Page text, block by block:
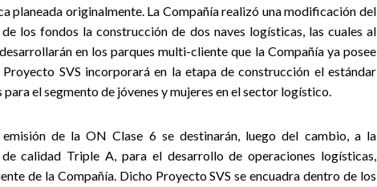
planeada originalmente. La Compañía realizó una modificación del
los fondos la construcción de dos naves logísticas, las cuales al
en los parques multi-cliente que la Compañía ya posee
SVS incorporará en la etapa de construcción el estándar
el segmento de jóvenes y mujeres en el sector logístico.
de la ON Clase 6 se destinarán, luego del cambio, a la
calidad Triple A, para el desarrollo de operaciones logísticas,
de la Compañía. Dicho Proyecto SVS se encuadra dentro de los